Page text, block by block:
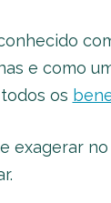
e como
os
exagerar